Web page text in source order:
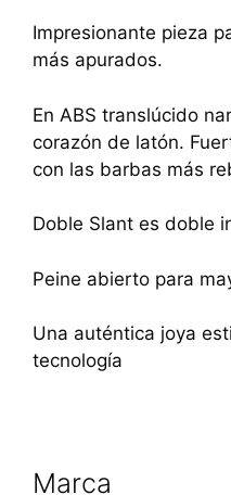
Impresionante pieza
más apurados.
En ABS translúcido
corazón de latón.
con las barbas más
Doble Slant es doble
Peine abierto para
Una auténtica joya
tecnología
Marca